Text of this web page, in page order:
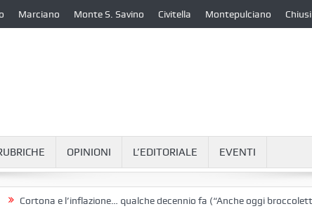
Marciano Monte S. Savino Civitella Montepulciano Chiusi
OPINIONI L’EDITORIALE EVENTI
e l’inflazione… qualche decennio fa (“Anche oggi broccoletti e